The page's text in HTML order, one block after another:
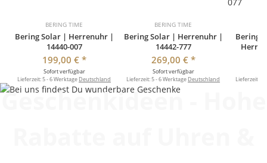
BERING TIME
Bering Solar | Herrenuhr |
14440-007
199,00 € *
Sofort verfügbar
Lieferzeit:5 - 6 Werktage Deutschland
BERING TIME
Bering Solar | Herrenuhr |
14442-777
269,00 € *
Sofort verfügbar
Lieferzeit:5 - 6 Werktage Deutschland
Bering
Lieferzeit:
Geschenkideen - Hohe